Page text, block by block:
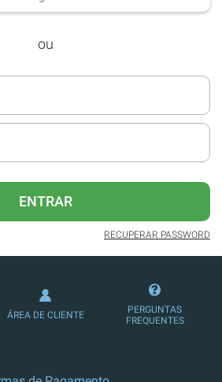
de 2016.
formato digital da SÁBADO
reduzida e não invasiva
de ler e/ou ouvir artigos.
descontos em produtos,
desportivos e
ou
ENTRAR
RECUPERAR PASSWORD
ÁREA DE CLIENTE
PERGUNTAS
FREQUENTES